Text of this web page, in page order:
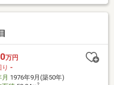
万円
-
1976年9月(築50年)